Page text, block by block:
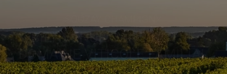
BIENVENUE DANS NOTRE
DOMAINE VITICOLE FAMILIAL